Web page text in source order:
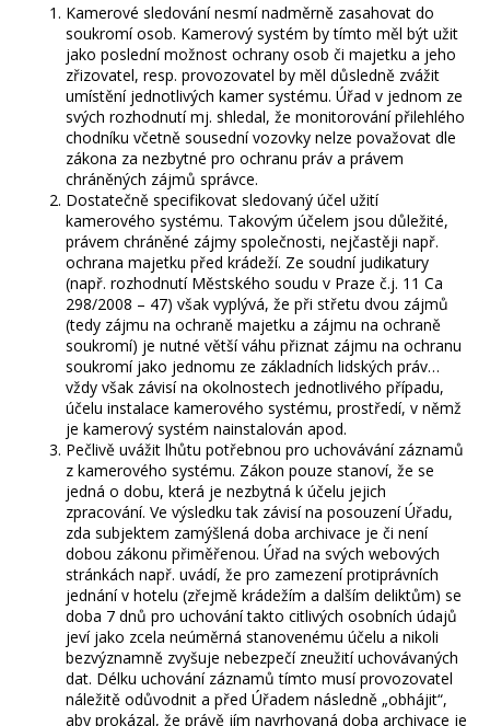
Kamerové sledování nesmí nadměrně zasahovat do
soukromí osob. Kamerový systém by tímto měl být užit
jako poslední možnost ochrany osob či majetku a jeho
zřizovatel, resp. provozovatel by měl důsledně zvážit
umístění jednotlivých kamer systému. Úřad v jednom ze
svých rozhodnutí mj. shledal, že monitorování přilehlého
chodníku včetně sousední vozovky nelze považovat dle
zákona za nezbytné pro ochranu práv a právem
chráněných zájmů správce.
Dostatečně specifikovat sledovaný účel užití
kamerového systému. Takovým účelem jsou důležité,
právem chráněné zájmy společnosti, nejčastěji např.
ochrana majetku před krádeží. Ze soudní judikatury
(např. rozhodnutí Městského soudu v Praze č.j. 11 Ca
298/2008 – 47) však vyplývá, že při střetu dvou zájmů
(tedy zájmu na ochraně majetku a zájmu na ochraně
soukromí) je nutné větší váhu přiznat zájmu na ochranu
soukromí jako jednomu ze základních lidských práv…
vždy však závisí na okolnostech jednotlivého případu,
účelu instalace kamerového systému, prostředí, v němž
je kamerový systém nainstalován apod.
Pečlivě uvážit lhůtu potřebnou pro uchovávání záznamů
z kamerového systému. Zákon pouze stanoví, že se
jedná o dobu, která je nezbytná k účelu jejich
zpracování. Ve výsledku tak závisí na posouzení Úřadu,
zda subjektem zamýšlená doba archivace je či není
dobou zákonu přiměřenou. Úřad na svých webových
stránkách např. uvádí, že pro zamezení protiprávních
jednání v hotelu (zřejmě krádežím a dalším deliktům) se
doba 7 dnů pro uchování takto citlivých osobních údajů
jeví jako zcela neúměrná stanovenému účelu a nikoli
bezvýznamně zvyšuje nebezpečí zneužití uchovávaných
dat. Délku uchování záznamů tímto musí provozovatel
náležitě odůvodnit a před Úřadem následně „obhájit“,
aby prokázal, že právě jím navrhovaná doba archivace je